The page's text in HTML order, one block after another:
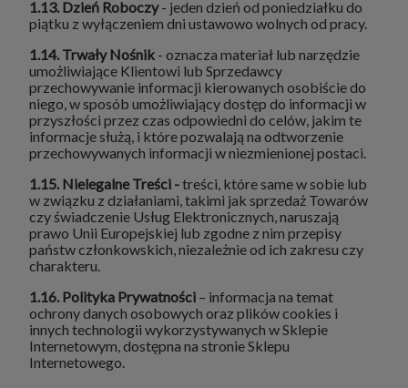
1.13. Dzień Roboczy- jeden dzień od poniedziałku do
piątku z wyłączeniem dni ustawowo wolnych od pracy.
1.14. Trwały Nośnik - oznacza materiał lub narzędzie
umożliwiające Klientowi lub Sprzedawcy
przechowywanie informacji kierowanych osobiście do
niego, w sposób umożliwiający dostęp do informacji w
przyszłości przez czas odpowiedni do celów, jakim te
informacje służą, i które pozwalają na odtworzenie
przechowywanych informacji w niezmienionej postaci.
1.15. Nielegalne Treści -treści, które same w sobie lub
w związku z działaniami, takimi jak sprzedaż Towarów
czy świadczenie Usług Elektronicznych, naruszają
prawo Unii Europejskiej lub zgodne z nim przepisy
państw członkowskich, niezależnie od ich zakresu czy
charakteru.
1.16. Polityka Prywatności – informacja na temat
ochrony danych osobowych oraz plików cookies i
innych technologii wykorzystywanych w Sklepie
Internetowym, dostępna na stronie Sklepu
Internetowego.